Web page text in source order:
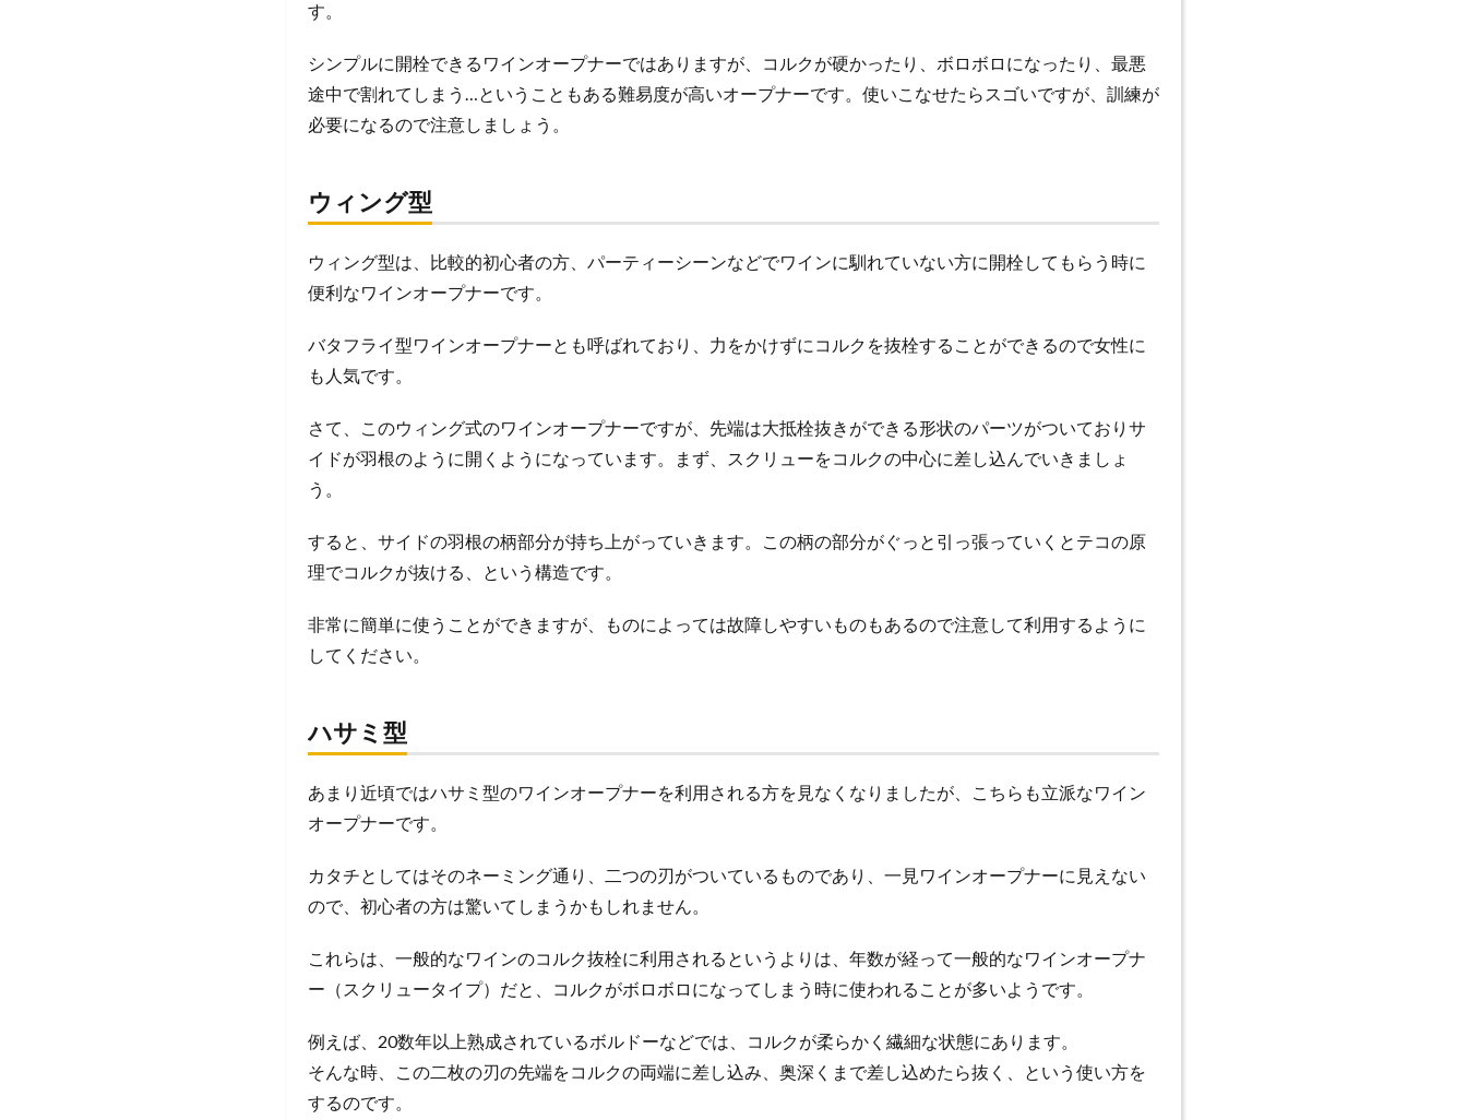
す。
シンプルに開栓できるワインオープナーではありますが、コルクが硬かったり、ボロボロになったり、最悪
途中で割れてしまう…ということもある難易度が高いオープナーです。使いこなせたらスゴいですが、訓練が
必要になるので注意しましょう。
ウィング型
ウィング型は、比較的初心者の方、パーティーシーンなどでワインに馴れていない方に開栓してもらう時に
便利なワインオープナーです。
バタフライ型ワインオープナーとも呼ばれており、力をかけずにコルクを抜栓することができるので女性に
も人気です。
さて、このウィング式のワインオープナーですが、先端は大抵栓抜きができる形状のパーツがついておりサ
イドが羽根のように開くようになっています。まず、スクリューをコルクの中心に差し込んでいきましょ
う。
すると、サイドの羽根の柄部分が持ち上がっていきます。この柄の部分がぐっと引っ張っていくとテコの原
理でコルクが抜ける、という構造です。
非常に簡単に使うことができますが、ものによっては故障しやすいものもあるので注意して利用するように
してください。
ハサミ型
あまり近頃ではハサミ型のワインオープナーを利用される方を見なくなりましたが、こちらも立派なワイン
オープナーです。
カタチとしてはそのネーミング通り、二つの刃がついているものであり、一見ワインオープナーに見えない
ので、初心者の方は驚いてしまうかもしれません。
これらは、一般的なワインのコルク抜栓に利用されるというよりは、年数が経って一般的なワインオープナ
ー（スクリュータイプ）だと、コルクがボロボロになってしまう時に使われることが多いようです。
例えば、20数年以上熟成されているボルドーなどでは、コルクが柔らかく繊細な状態にあります。
そんな時、この二枚の刃の先端をコルクの両端に差し込み、奥深くまで差し込めたら抜く、という使い方を
するのです。